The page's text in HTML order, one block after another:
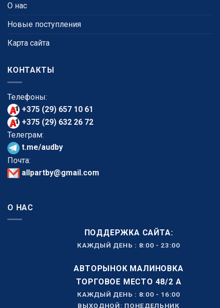
О нас
Новые поступления
Карта сайта
КОНТАКТЫ
Телефоны:
+375 (29) 657 10 61
+375 (29) 632 26 72
Телеграм:
t.me/audby
Почта:
allpartby@gmail.com
О НАС
ПОДДЕРЖКА САЙТА:
КАЖДЫЙ ДЕНЬ : 8:00 - 23:00
АВТОРЫНОК МАЛИНОВКА
ТОРГОВОЕ МЕСТО 48/2 А
КАЖДЫЙ ДЕНЬ : 8:00 - 16:00
ВЫХОДНОЙ: ПОНЕДЕЛЬНИК